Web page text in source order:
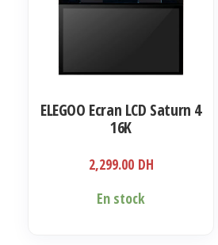
ELEGOO Ecran LCD Saturn 4
16K
2,299.00 DH
En stock